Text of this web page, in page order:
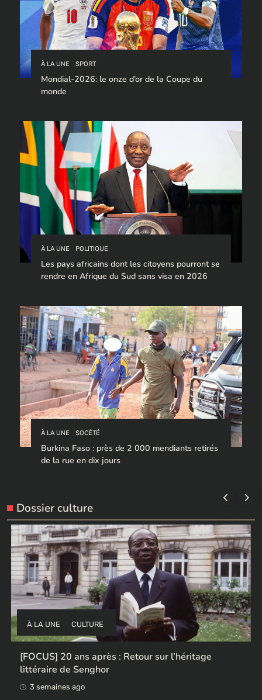
À LA UNE SPORT
Mondial-2026: le onze d’or de la Coupe du
monde
À LA UNE POLITIQUE
Les pays africains dont les citoyens pourront se
rendre en Afrique du Sud sans visa en 2026
À LA UNE SOCÉTÉ
Burkina Faso : près de 2 000 mendiants retirés
de la rue en dix jours
Dossier culture
À LA UNE CULTURE
Ces ex-colonisateurs européens qui